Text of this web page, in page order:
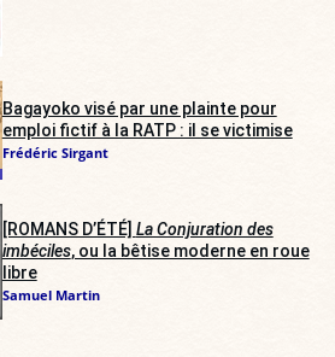
Bagayoko visé par une plainte pour
emploi fictif à la RATP : il se victimise
Frédéric Sirgant
[ROMANS D’ÉTÉ] La Conjuration des
imbéciles, ou la bêtise moderne en roue
libre
Samuel Martin